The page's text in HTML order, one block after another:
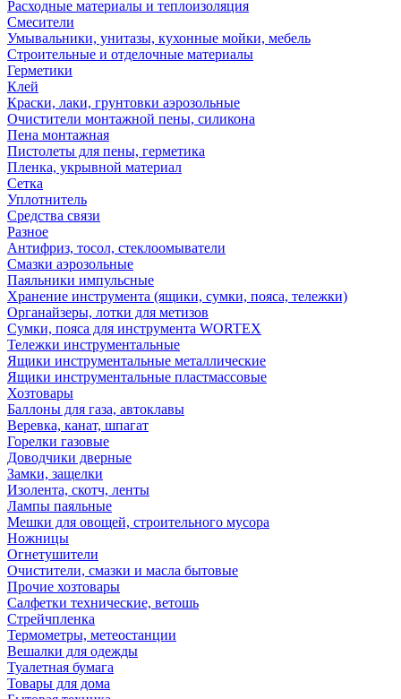
Расходные материалы и теплоизоляция
Смесители
Умывальники, унитазы, кухонные мойки, мебель
Строительные и отделочные материалы
Герметики
Клей
Краски, лаки, грунтовки аэрозольные
Очистители монтажной пены, силикона
Пена монтажная
Пистолеты для пены, герметика
Пленка, укрывной материал
Сетка
Уплотнитель
Средства связи
Разное
Антифриз, тосол, стеклоомыватели
Смазки аэрозольные
Паяльники импульсные
Хранение инструмента (ящики, сумки, пояса, тележки)
Органайзеры, лотки для метизов
Сумки, пояса для инструмента WORTEX
Тележки инструментальные
Ящики инструментальные металлические
Ящики инструментальные пластмассовые
Хозтовары
Баллоны для газа, автоклавы
Веревка, канат, шпагат
Горелки газовые
Доводчики дверные
Замки, защелки
Изолента, скотч, ленты
Лампы паяльные
Мешки для овощей, строительного мусора
Ножницы
Огнетушители
Очистители, смазки и масла бытовые
Прочие хозтовары
Салфетки технические, ветошь
Стрейчпленка
Термометры, метеостанции
Вешалки для одежды
Туалетная бумага
Товары для дома